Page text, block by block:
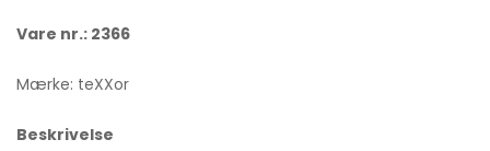
Vare nr.: 2366
Mærke: teXXor
Beskrivelse